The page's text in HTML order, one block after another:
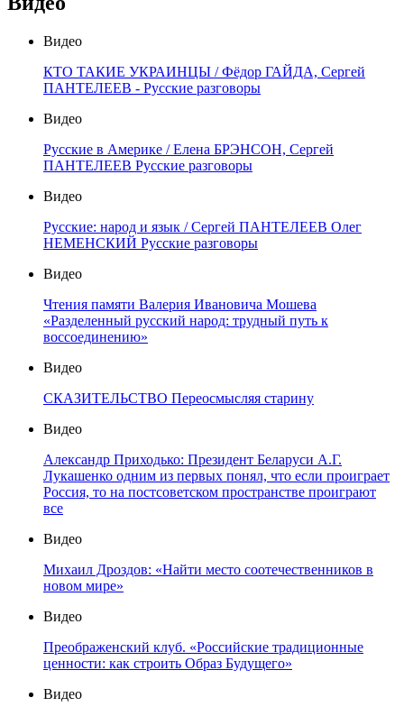
Видео
КТО ТАКИЕ УКРАИНЦЫ / Фёдор ГАЙДА, Сергей
ПАНТЕЛЕЕВ - Русские разговоры
Видео
Русские в Америке / Елена БРЭНСОН, Сергей
ПАНТЕЛЕЕВ Русские разговоры
Видео
Русские: народ и язык / Сергей ПАНТЕЛЕЕВ Олег
НЕМЕНСКИЙ Русские разговоры
Видео
Чтения памяти Валерия Ивановича Мошева
«Разделенный русский народ: трудный путь к
воссоединению»
Видео
СКАЗИТЕЛЬСТВО Переосмысляя старину
Видео
Александр Приходько: Президент Беларуси А.Г.
Лукашенко одним из первых понял, что если проиграет
Россия, то на постсоветском пространстве проиграют
все
Видео
Михаил Дроздов: «Найти место соотечественников в
новом мире»
Видео
Преображенский клуб. «Российские традиционные
ценности: как строить Образ Будущего»
Видео